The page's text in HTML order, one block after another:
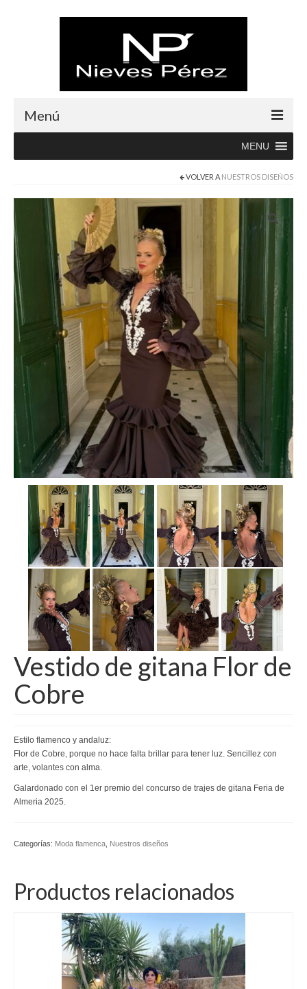
Menú
Boutique
Abrigos
Albornoces
Blusas
Camisas
Camisetas
Capas
Cazadoras
Chalecos y Chaquetas
Chandals
Chaquetones
Conjuntos
Corpiños
Faldas
Jerseys
Kaftan
Monos
Pantalones y Shorts
Vestidos Largos
Vestidos Midi
Vestidos Cortos
Ceremonias
Novias
Novios
Primera Comunión
MENU
VOLVER A NUESTROS DISEÑOS
Vestido de gitana Flor de
Cobre
Estilo flamenco y andaluz:
Flor de Cobre, porque no hace falta brillar para tener luz. Sencillez con
arte, volantes con alma.
Galardonado con el 1er premio del concurso de trajes de gitana Feria de
Almeria 2025.
Categorías: Moda flamenca Nuestros diseños
Productos relacionados